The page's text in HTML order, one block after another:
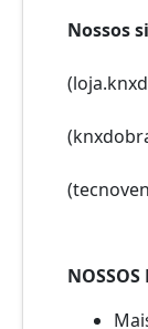
Nossos
NOSSOS